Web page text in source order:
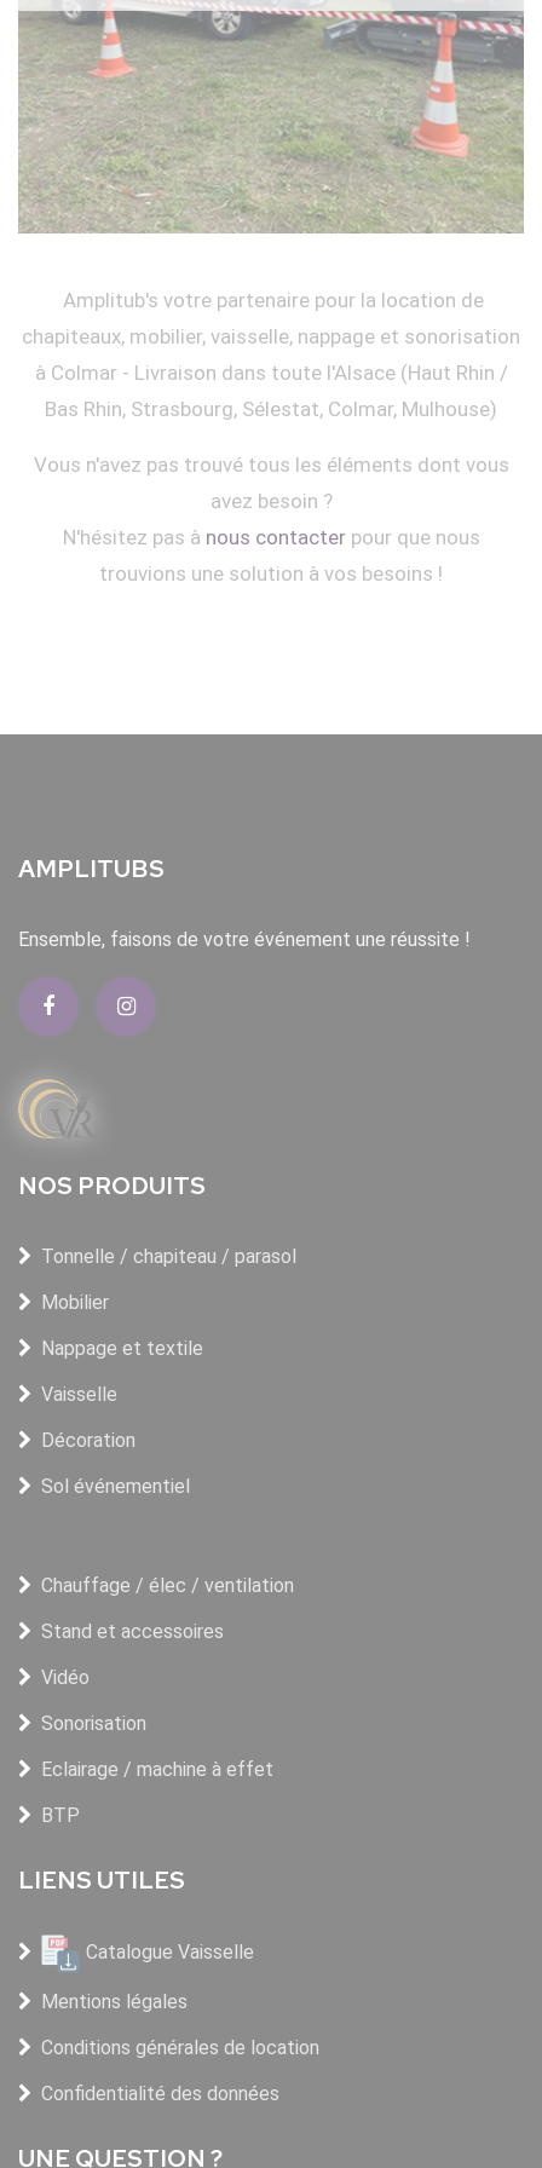
Amplitub's votre partenaire pour la location de
chapiteaux, mobilier, vaisselle, nappage et sonorisation
à Colmar - Livraison dans toute l'Alsace (Haut Rhin /
Bas Rhin, Strasbourg, Sélestat, Colmar, Mulhouse)
Vous n'avez pas trouvé tous les éléments dont vous
avez besoin ?
N'hésitez pas à nous contacterpour que nous
trouvions une solution à vos besoins !
AMPLITUBS
Ensemble, faisons de votre événement une réussite !
NOS PRODUITS
Tonnelle / chapiteau / parasol
Mobilier
Nappage et textile
Vaisselle
Décoration
Sol événementiel
Chauffage / élec / ventilation
Stand et accessoires
Vidéo
Sonorisation
Eclairage / machine à effet
BTP
LIENS UTILES
Catalogue Vaisselle
Mentions légales
Conditions générales de location
Confidentialité des données
UNE QUESTION ?